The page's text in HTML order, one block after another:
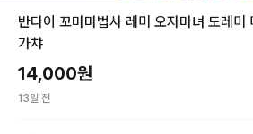
반다이 꼬마마법사 레미 오자마녀 도레미
가챠
14,000원
13일 전